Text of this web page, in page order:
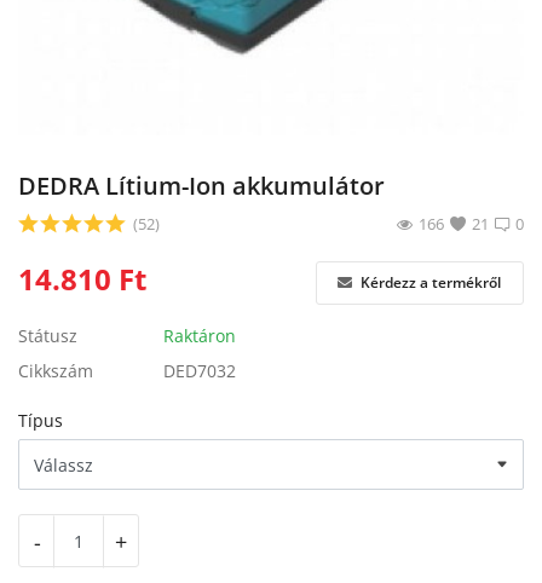
DEDRA Lítium-Ion akkumulátor
0
(52) 21
166
14.810 Ft Kérdezz a termékről
Státusz
Raktáron
Cikkszám
DED7032
Típus
- +